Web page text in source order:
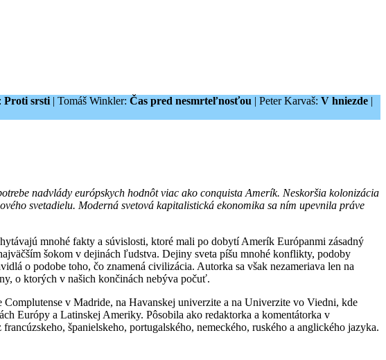
Proti srsti | Tomáš Winkler: Čas pred nesmrteľnosťou | Peter Karvaš: V hniezde |
nadvlády európskych hodnôt viac ako conquista Amerík. Neskoršia kolonizácia
svetadielu. Moderná svetová kapitalistická ekonomika sa ním upevnila práve
mnohé fakty a súvislosti, ktoré mali po dobytí Amerík Európanmi zásadný
šokom v dejinách ľudstva. Dejiny sveta píšu mnohé konflikty, podoby
o podobe toho, čo znamená civilizácia. Autorka sa však nezameriava len na
o ktorých v našich končinách nebýva počuť.
v Madride, na Havanskej univerzite a na Univerzite vo Viedni, kde
Európy a Latinskej Ameriky. Pôsobila ako redaktorka a komentátorka v
španielskeho, portugalského, nemeckého, ruského a anglického jazyka.